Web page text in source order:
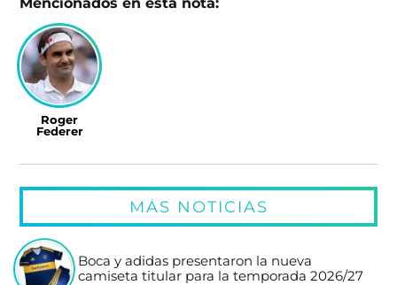
Roger
Federer
MÁS NOTICIAS
Boca y adidas presentaron la nueva
camiseta titular para la temporada 2026/27